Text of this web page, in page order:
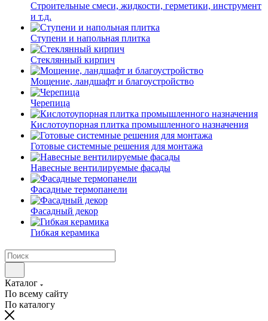
Строительные смеси, жидкости, герметики, инструмент
и т.д.
Ступени и напольная плитка
Cтеклянный кирпич
Мощение, ландшафт и благоустройство
Черепица
Кислотоупорная плитка промышленного назначения
Готовые системные решения для монтажа
Навесные вентилируемые фасады
Фасадные термопанели
Фасадный декор
Гибкая керамика
Каталог
По всему сайту
По каталогу